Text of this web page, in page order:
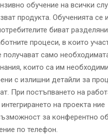
обучение на всички
продукта. Обученията се
биват
процеси, в които
получават само
които са им
с излишни детайли за
При постъпването на
на проекта ние
за конферентно
по телефон.